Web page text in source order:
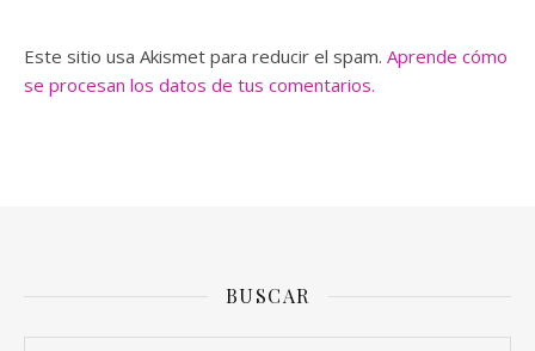
Este sitio usa Akismet para reducir el spam. Aprende cómo
se procesan los datos de tus comentarios.
BUSCAR